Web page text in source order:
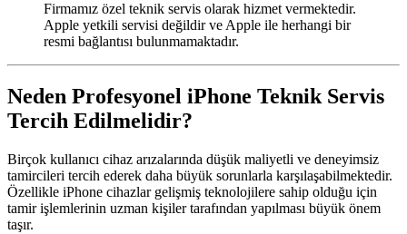
Firmamız özel teknik servis olarak hizmet vermektedir.
Apple yetkili servisi değildir ve Apple ile herhangi bir
resmi bağlantısı bulunmamaktadır.
Neden Profesyonel iPhone Teknik Servis
Tercih Edilmelidir?
Birçok kullanıcı cihaz arızalarında düşük maliyetli ve deneyimsiz
tamircileri tercih ederek daha büyük sorunlarla karşılaşabilmektedir.
Özellikle iPhone cihazlar gelişmiş teknolojilere sahip olduğu için
tamir işlemlerinin uzman kişiler tarafından yapılması büyük önem
taşır.